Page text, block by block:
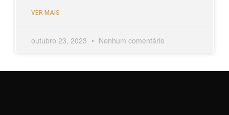
VER MAIS
outubro 23, 2023 Nenhum comentário